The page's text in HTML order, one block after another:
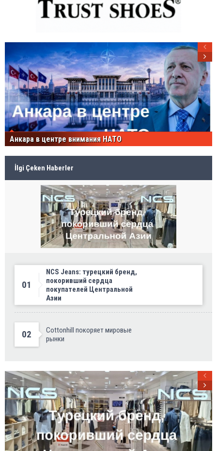
Анкара в центре внимания НАТО
İlgi Çeken Haberler
01
NCS Jeans: турецкий бренд,
покоривший сердца
покупателей Центральной
Азии
02
Cottonhill покоряет мировые
рынки